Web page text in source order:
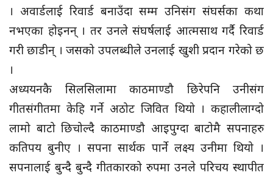
। अवार्डलाई रिवार्ड बनाउँदा सम्म उनिसंग संघर्सका कथा
नभएका होइनन् । तर उनले संघर्षलाई आत्मसाथ गर्दै रिवार्ड
गरी छाडीन् । जसको उपलब्धीले उनलाई खुशी प्रदान गरेको छ
।
अध्ययनकै सिलसिलामा काठमाण्डौ छिरेपनि उनीसंग
गीतसंगीतमा केहि गर्ने अठोट जिवित थियो । कहालीलाग्दो
लामो बाटो छिचोल्दै काठमाण्डौ आइपुग्दा बाटोमै सपनाहरु
कतिपय बुनीए । सपना सार्थक पार्ने लक्ष्य उनीमा थियो ।
सपनालाई बुन्दै बुन्दै गीतकारको रुपमा उनले परिचय स्थापीत